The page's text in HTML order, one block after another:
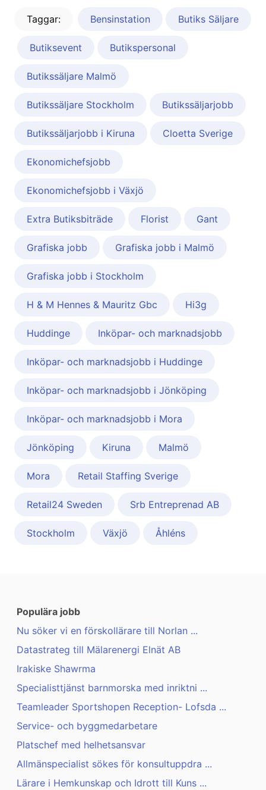
Taggar: Bensinstation Butiks Säljare
Butiksevent Butikspersonal
Butikssäljare Malmö
Butikssäljare Stockholm Butikssäljarjobb
Butikssäljarjobb i Kiruna Cloetta Sverige
Ekonomichefsjobb
Ekonomichefsjobb i Växjö
Extra Butiksbiträde Florist Gant
Grafiska jobb Grafiska jobb i Malmö
Grafiska jobb i Stockholm
H & M Hennes & Mauritz Gbc Hi3g
Huddinge Inköpar- och marknadsjobb
Inköpar- och marknadsjobb i Huddinge
Inköpar- och marknadsjobb i Jönköping
Inköpar- och marknadsjobb i Mora
Jönköping Kiruna Malmö
Mora Retail Staffing Sverige
Retail24 Sweden Srb Entreprenad AB
Stockholm Växjö Åhléns
Populära jobb
Nu söker vi en förskollärare till Norlan ...
Datastrateg till Mälarenergi Elnät AB
Irakiske Shawrma
Specialisttjänst barnmorska med inriktni ...
Teamleader Sportshopen Reception- Lofsda ...
Service- och byggmedarbetare
Platschef med helhetsansvar
Allmänspecialist sökes för konsultuppdra ...
Lärare i Hemkunskap och Idrott till Kuns ...